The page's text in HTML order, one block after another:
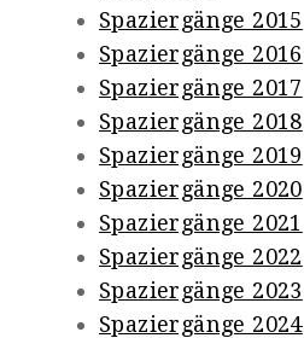
Spaziergänge 2015
Spaziergänge 2016
Spaziergänge 2017
Spaziergänge 2018
Spaziergänge 2019
Spaziergänge 2020
Spaziergänge 2021
Spaziergänge 2022
Spaziergänge 2023
Spaziergänge 2024